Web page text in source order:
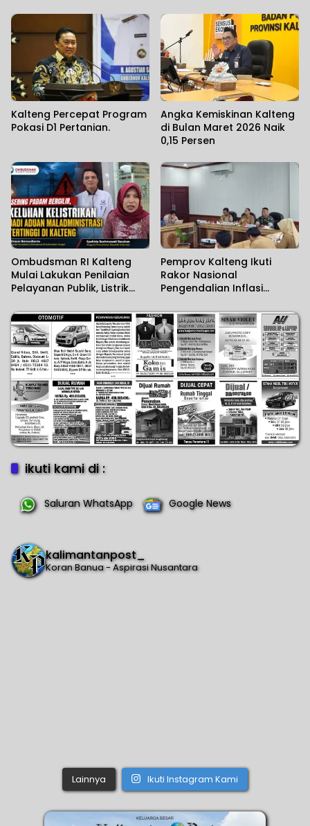
Kalteng Percepat Program
Pokasi D1 Pertanian.
Angka Kemiskinan Kalteng
di Bulan Maret 2026 Naik
0,15 Persen
Ombudsman RI Kalteng
Mulai Lakukan Penilaian
Pelayanan Publik, Listrik
Pemprov Kalteng Ikuti
Rakor Nasional
Pengendalian Inflasi
ikuti kami di :
Saluran WhatsApp Google News
kalimantanpost_
Koran Banua - Aspirasi Nusantara
Lainnya Ikuti Instagram Kami